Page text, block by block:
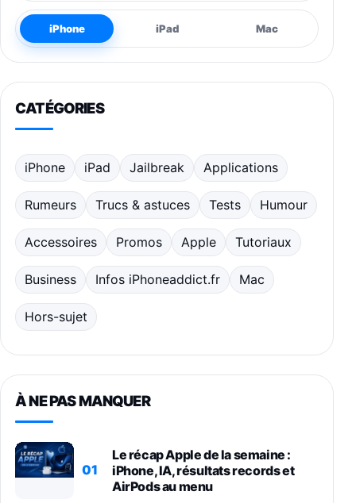
iPhone iPad Mac
CATÉGORIES
iPhone iPad Jailbreak Applications
Rumeurs Trucs & astuces Tests Humour
Accessoires Promos Apple Tutoriaux
Business Infos iPhoneaddict.fr Mac
Hors-sujet
À NE PAS MANQUER
01
Le récap Apple de la semaine :
iPhone, IA, résultats records et
AirPods au menu